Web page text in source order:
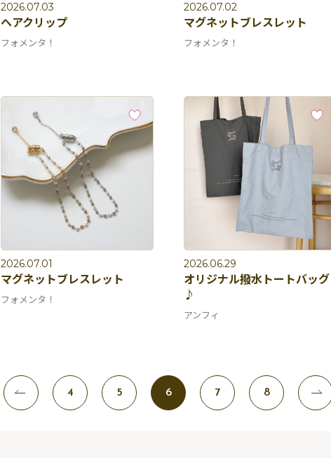
2026.07.03
ヘアクリップ
フォメンタ！
2026.07.02
マグネットブレスレット
フォメンタ！
2026.07.01
マグネットブレスレット
フォメンタ！
2026.06.29
オリジナル撥水トートバッグ
♪
アンフィ
4 5 6 7 8